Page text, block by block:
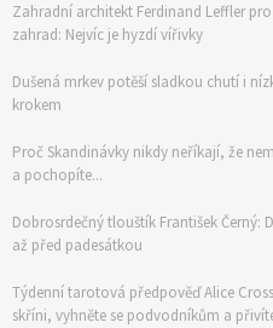
Zahradní architekt Ferdinand Leffler
zahrad: Nejvíc je hyzdí vířivky
Dušená mrkev potěší sladkou chutí i
krokem
Proč Skandinávky nikdy neříkají, že
a pochopíte...
Dobrosrdečný tlouštík František Černý:
až před padesátkou
Týdenní tarotová předpověď Alice
skříni, vyhněte se podvodníkům a